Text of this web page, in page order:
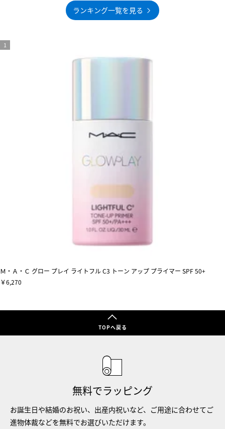
ランキング一覧を見る
Ｍ・Ａ・Ｃ グロー プレイ ライトフル C3 トーン アップ プライマー SPF 50+
￥6,270
TOPへ戻る
無料でラッピング
お誕生日や結婚のお祝い、出産内祝いなど、ご用途に合わせてご
進物体裁などを無料でお選びいただけます。